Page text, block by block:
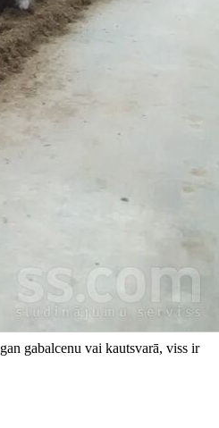
gabalcenu vai kautsvarā, viss ir